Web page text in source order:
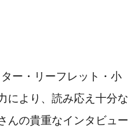
ー・リーフレット・小
により、読み応え十分な
んの貴重なインタビュー